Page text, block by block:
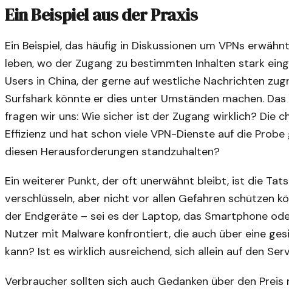
Ein Beispiel aus der Praxis
Ein Beispiel, das häufig in Diskussionen um VPNs
leben, wo der Zugang zu bestimmten Inhalten stark
Users in China, der gerne auf westliche Nachrichten
Surfshark könnte er dies unter Umständen machen.
fragen wir uns: Wie sicher ist der Zugang wirklich? Die
Effizienz und hat schon viele VPN-Dienste auf die
diesen Herausforderungen standzuhalten?
Ein weiterer Punkt, der oft unerwähnt bleibt, ist die
verschlüsseln, aber nicht vor allen Gefahren schützen
der Endgeräte – sei es der Laptop, das Smartphone
Nutzer mit Malware konfrontiert, die auch über eine
kann? Ist es wirklich ausreichend, sich allein auf den
Verbraucher sollten sich auch Gedanken über den